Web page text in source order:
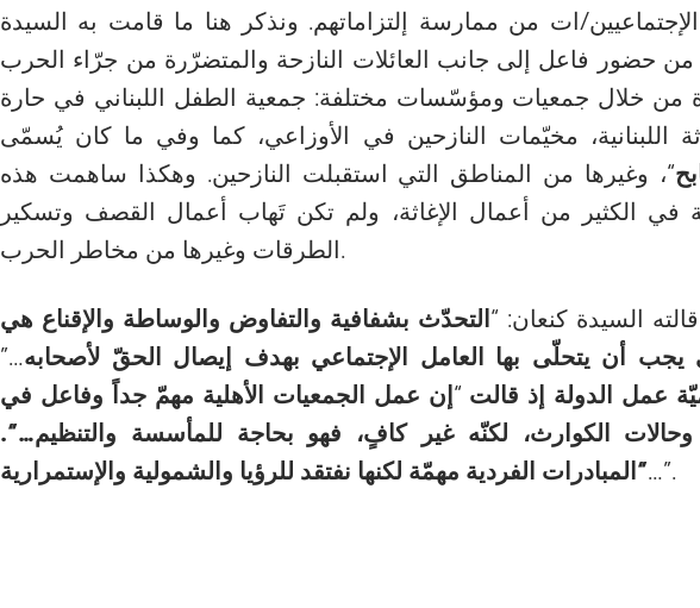
الإجتماعيين/ات من ممارسة إلتزاماتهم. ونذكر هنا ما قامت به السيدة
من حضور فاعل إلى جانب العائلات النازحة والمتضرّرة من جرّاء الحرب
من خلال جمعيات ومؤسّسات مختلفة: جمعية الطفل اللبناني في حارة
اللبنانية، مخيّمات النازحين في الأوزاعي، كما وفي ما كان يُسمّى
“، وغيرها من المناطق التي استقبلت النازحين. وهكذا ساهمت هذه
في الكثير من أعمال الإغاثة، ولم تكن تَهاب أعمال القصف وتسكير
الطرقات وغيرها من مخاطر الحرب.
السيدة كنعان: “ التحدّث بشفافية والتفاوض والوساطة والإقناع هي
أن يتحلّى بها العامل الإجتماعي بهدف إيصال الحقّ لأصحابه…”
عمل الدولة إذ قالت “ إن عمل الجمعيات الأهلية مهمّ جداً وفاعل في
وحالات الكوارث، لكنّه غير كافٍ، فهو بحاجة للمأسسة والتنظيم…”.
“المبادرات الفردية مهمّة لكنها نفتقد للرؤيا والشمولية والإستمرارية…”.